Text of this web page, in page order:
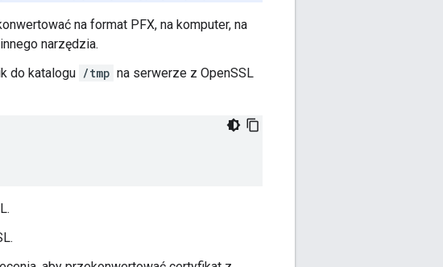
na format PFX, na komputer, na
narzędzia.
do katalogu /tmp na serwerze z OpenSSL